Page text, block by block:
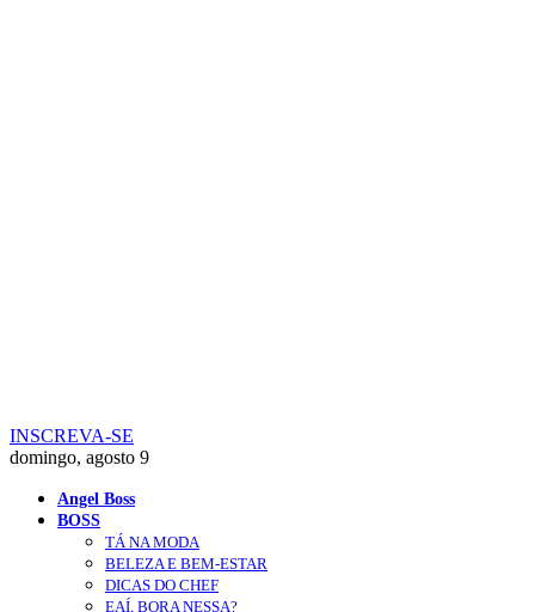
INSCREVA-SE
domingo, agosto 9
Angel Boss
BOSS
TÁ NA MODA
BELEZA E BEM-ESTAR
DICAS DO CHEF
EAÍ, BORA NESSA?